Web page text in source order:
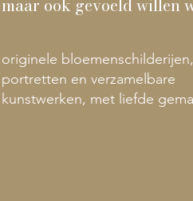
maar ook gevoeld willen
originele bloemenschilderijen,
portretten en verzamelbare
kunstwerken, met liefde